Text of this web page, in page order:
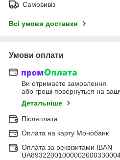
Самовивіз
Всі умови доставки
Умови оплати
Ви отримаєте замовлення
або гроші повернуться на
Детальніше
Післяплата
Оплата на карту Монобанк
Оплата за реквізитами IBAN